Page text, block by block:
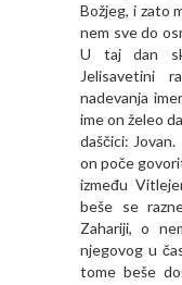
Božjeg, i zato
nem sve do
U taj dan
Jelisavetini
nadevanja
ime on želeo
daščici:
on poče
između
beše se
Zahariji, o
njegovog u
tome beše